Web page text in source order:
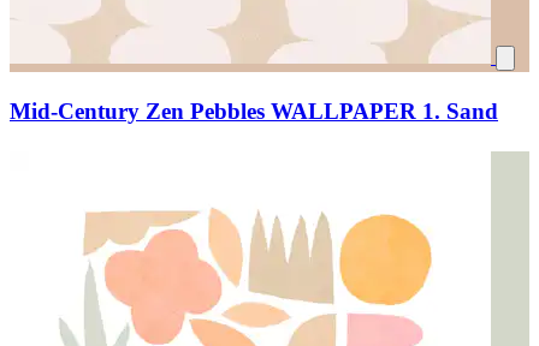
Mid-Century Zen Pebbles WALLPAPER 1. Sand